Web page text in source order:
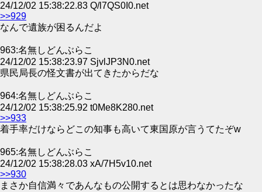
24/12/02 15:38:22.83 Q/l7QS0I0.net
>>929
なんで遺族が困るんだよ
963:名無しどんぶらこ
24/12/02 15:38:23.97 SjvlJP3N0.net
県民局長の怪文書が出てきたからだな
964:名無しどんぶらこ
24/12/02 15:38:25.92 t0Me8K280.net
>>933
着手率だけならどこの知事も高いて東国原が言うてたぞw
965:名無しどんぶらこ
24/12/02 15:38:28.03 xA/7H5v10.net
>>930
まさか自信満々であんなもの公開するとは思わなかったな